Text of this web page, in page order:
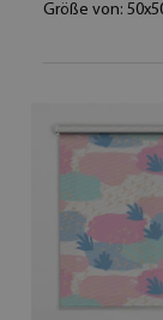
Größe von: